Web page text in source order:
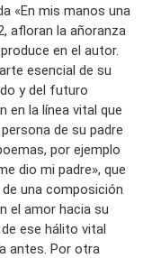
«En mis manos una
afloran la añoranza
en el autor.
esencial de su
y del futuro
en la línea vital que
de su padre
por ejemplo
dio mi padre», que
una composición
el amor hacia su
ese hálito vital
antes. Por otra